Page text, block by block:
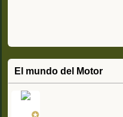
El mundo del Motor